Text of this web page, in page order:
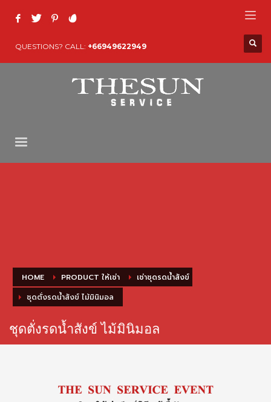
QUESTIONS? CALL: +66949622949
HOME PRODUCT ให้เช่า
เช่าชุดรดน้ำสังข์
ชุดตั่งรดน้ำสังข์ ไม้มินิมอล
ชุดตั่งรดน้ำสังข์ ไม้มินิมอล